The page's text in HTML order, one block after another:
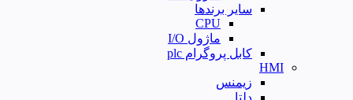
سایر برندها
CPU
ماژول I/O
کابل پروگرام plc
HMI
زیمنس